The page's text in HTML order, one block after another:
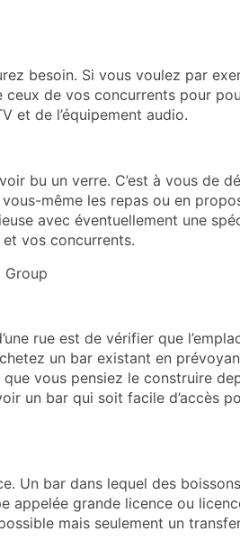
besoin. Si vous voulez par
ceux de vos concurrents pour
et de l’équipement audio.
bu un verre. C’est à vous de
même les repas ou en
avec éventuellement une
vos concurrents.
Group
rue est de vérifier que
un bar existant en
vous pensiez le construire
un bar qui soit facile d’accès
Un bar dans lequel des boissons
appelée grande licence ou
mais seulement un